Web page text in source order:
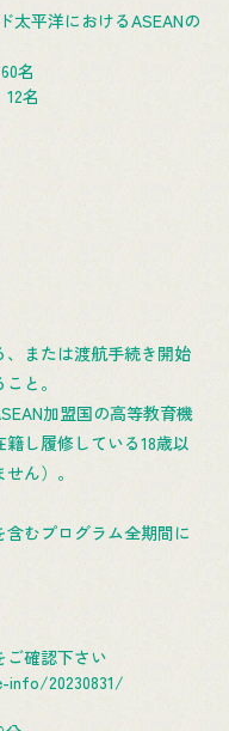
太平洋におけるASEANの
名
名
または渡航手続き開始
と。
加盟国の高等教育機
し履修している18歳以
ん）。
むプログラム全期間に
ご確認下さい
info/20230831/